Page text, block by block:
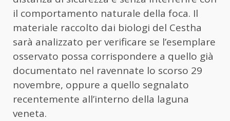
il comportamento naturale della foca. Il
materiale raccolto dai biologi del Cestha
sarà analizzato per verificare se l’esemplare
osservato possa corrispondere a quello già
documentato nel ravennate lo scorso 29
novembre, oppure a quello segnalato
recentemente all’interno della laguna
veneta.